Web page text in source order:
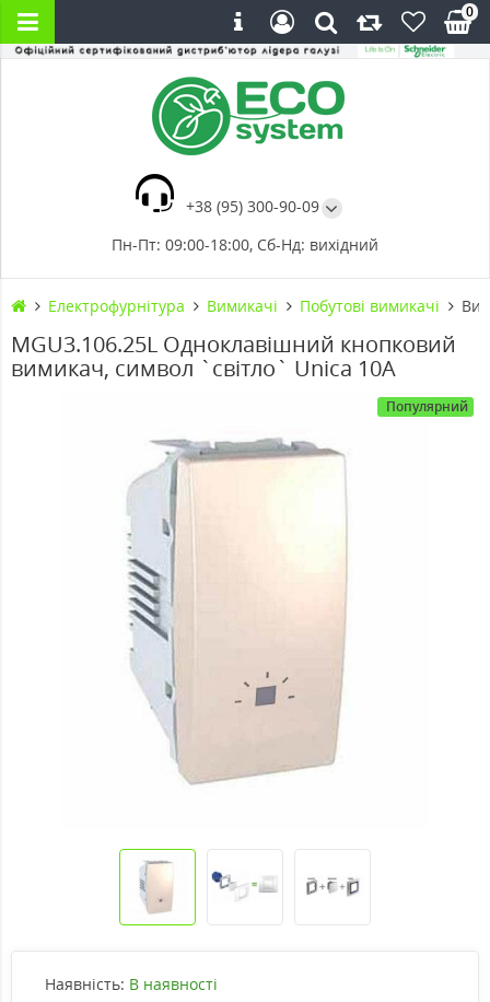
+38 (95) 300-90-09
Пн-Пт: 09:00-18:00, Сб-Нд: вихідний
0
Електрофурнітура Вимикачі Побутові вимикачі
MGU3.106.25L Одноклавішний кнопковий
вимикач, символ `світло` Unica 10А
Популярний
Наявність: В наявності